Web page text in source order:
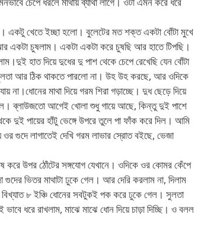
একটু খেতে ইচ্ছা হলো। বুলেটের মত শক্ত একটা বোঁটা মুখে
একটা চুষলাম। একটা একটা করে চুষছি আর হাতে টিপছি।
হাত দিয়ে দুধের দু পাশ থেকে চেপে রেখেছি যেন বোঁটা
আর ঠিক থাকতে পারলো না। উহ উহ করছে, আর ওদিকে
না।ধোনের মাথা দিয়ে গরম শিরা গড়াচ্ছে। দুধ ছেড়ে দিয়ে
ব্লাউজতো আগেই খোলা শুধু গায়ে আছে, কিন্তু দুই পাশে
দুই পায়ের হাঁটু ভেঙ্গে উপরে তুলে পা ফাঁক করে দিল। আমি
ওর গুদে লাগাতেই দেখি গরম লাভার স্রোত বইছে, ভেজা
করে উপর ঠোঁটের সঙ্গযোগ যেখানে। ওদিকে ওর কোমর কেঁপে
ভিতর মাথাটা ঢুকে গেল। আর দেরি করলাম না, দিলাম
৮ ইঞ্চি ধোনের সবটুকই পক করে ঢুকে গেল। সুলতা
ধরে রাখলাম, মাঝে মাঝে ধোন দিয়ে চাড়া দিচ্ছি। ও বলল